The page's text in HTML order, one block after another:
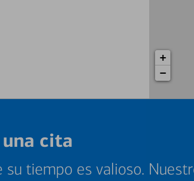
+
−
cita
su tiempo es valioso.